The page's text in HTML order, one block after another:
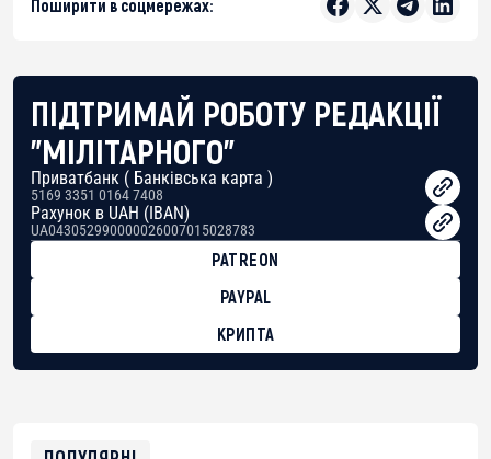
Поширити в соцмережах:
ПІДТРИМАЙ РОБОТУ РЕДАКЦІЇ
"МІЛІТАРНОГО"
Приватбанк ( Банківська карта )
5169 3351 0164 7408
Рахунок в UAH (IBAN)
UA043052990000026007015028783
PATREON
PAYPAL
КРИПТА
0xfD02863D3289416fcF50975c9DFda13623f97758